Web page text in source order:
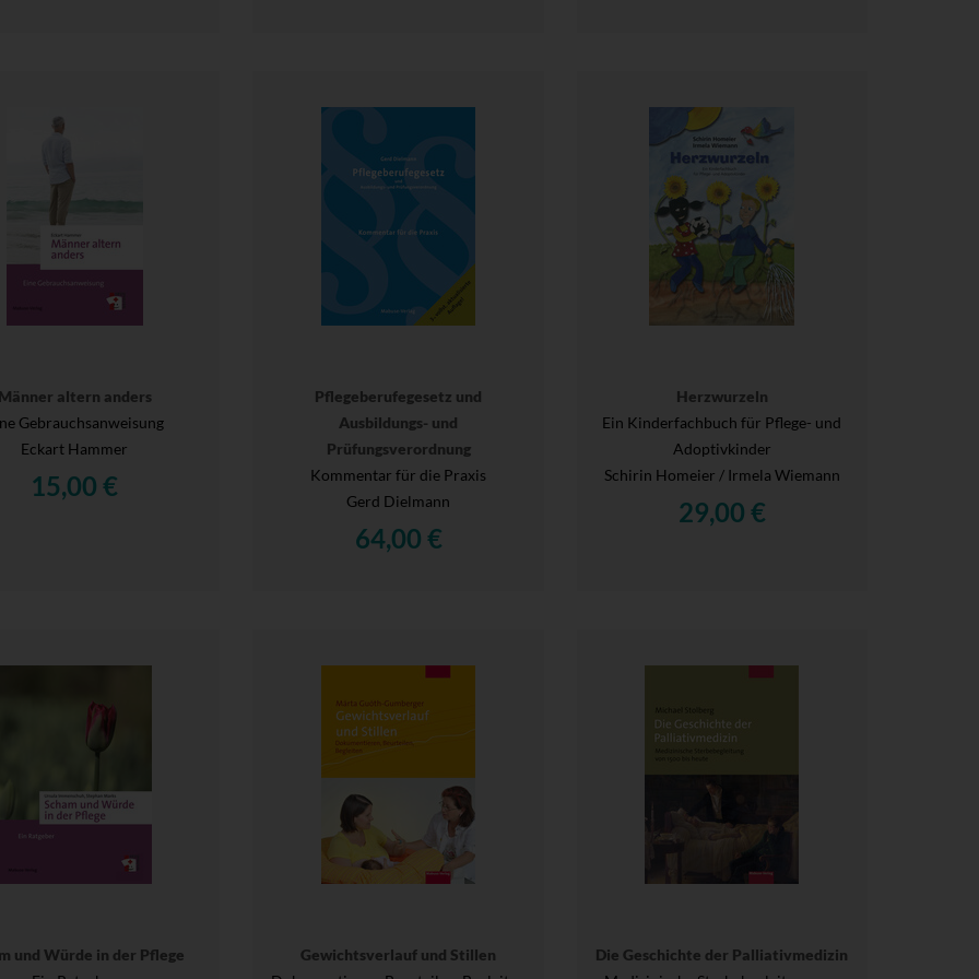
altern anders
Gebrauchsanweisung
Eckart Hammer
15,00 €
Pflegeberufegesetz und
Ausbildungs- und
Prüfungsverordnung
Kommentar für die Praxis
Gerd Dielmann
64,00 €
Herzwurzeln
Ein Kinderfachbuch für Pflege- und
Adoptivkinder
Schirin Homeier / Irmela Wiemann
29,00 €
und Würde in der Pflege
Gewichtsverlauf und Stillen
Die Geschichte der Palliativmedizin